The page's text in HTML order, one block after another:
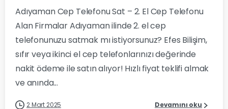
Adıyaman Cep Telefonu Sat – 2. El Cep Telefonu
Alan Firmalar Adıyaman ilinde 2. el cep
telefonunuzu satmak mı istiyorsunuz? Efes Bilişim,
sıfır veya ikinci el cep telefonlarınızı değerinde
nakit ödeme ile satın alıyor! Hızlı fiyat teklifi almak
ve anında...
2 Mart 2025 Devamını oku